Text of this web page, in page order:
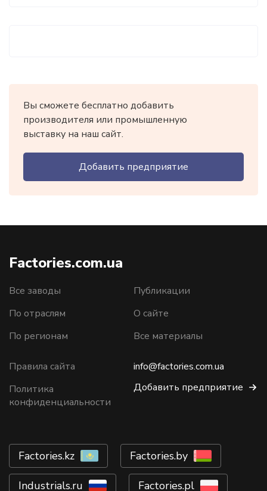
Вы сможете бесплатно добавить
производителя или промышленную
выставку на наш сайт.
Добавить предприятие
Factories.com.ua
Все заводы
По отраслям
По регионам
Публикации
О сайте
Все материалы
Правила сайта
Политика
конфиденциальности
info@factories.com.ua
Добавить предприятие
Factories.kz Factories.by
Industrials.ru Factories.pl